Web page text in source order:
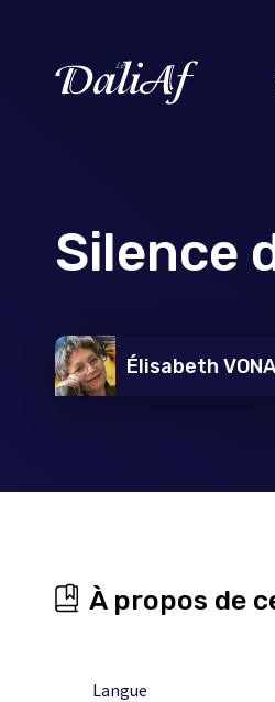
Silence
Élisabeth
À propos de
Langue